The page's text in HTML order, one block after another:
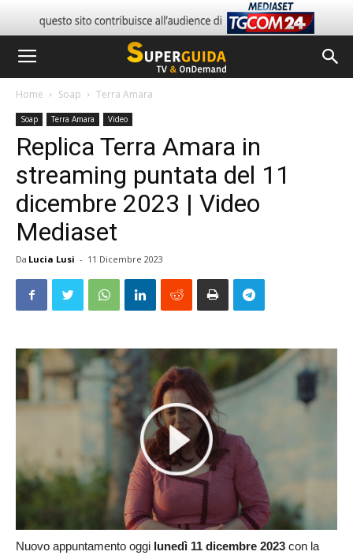
Home Soap Terra Amara
Soap Terra Amara Video
Replica Terra Amara in
streaming puntata del 11
dicembre 2023 | Video
Mediaset
Da Lucia Lusi - 11 Dicembre 2023
Nuovo appuntamento oggi lunedì 11 dicembre 2023 con la